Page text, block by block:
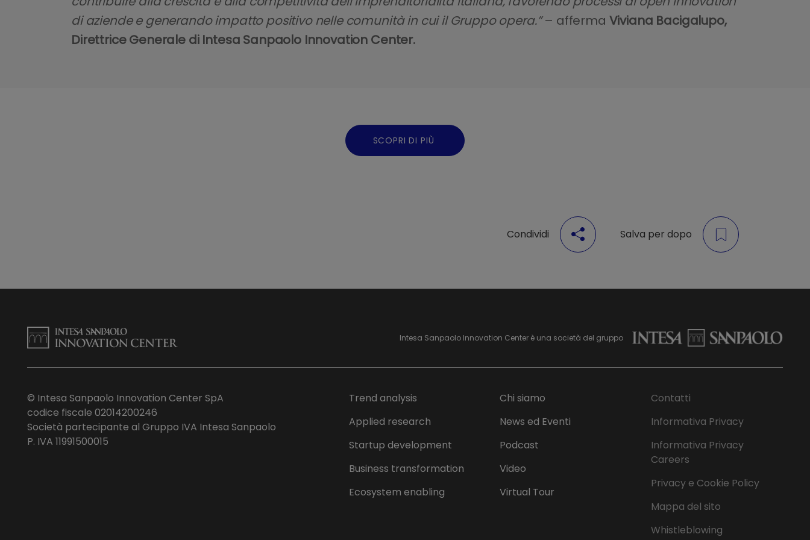
di aziende e generando impatto positivo nelle comunità in cui il Gruppo opera.”– afferma Viviana Bacigalupo,
Direttrice Generale di Intesa Sanpaolo Innovation Center.
SCOPRI DI PIÙ
Condividi Salva per dopo
Intesa Sanpaolo Innovation Center è una società del gruppo
© Intesa Sanpaolo Innovation Center SpA
codice fiscale 02014200246
Società partecipante al Gruppo IVA Intesa Sanpaolo
P. IVA 11991500015
Trend analysis
Applied research
Startup development
Business transformation
Ecosystem enabling
Chi siamo
News ed Eventi
Podcast
Video
Virtual Tour
Contatti
Informativa Privacy
Informativa Privacy
Careers
Privacy e Cookie Policy
Mappa del sito
Whistleblowing